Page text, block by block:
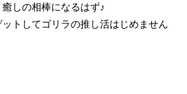
しの相棒になるはず♪
トしてゴリラの推し活はじめません